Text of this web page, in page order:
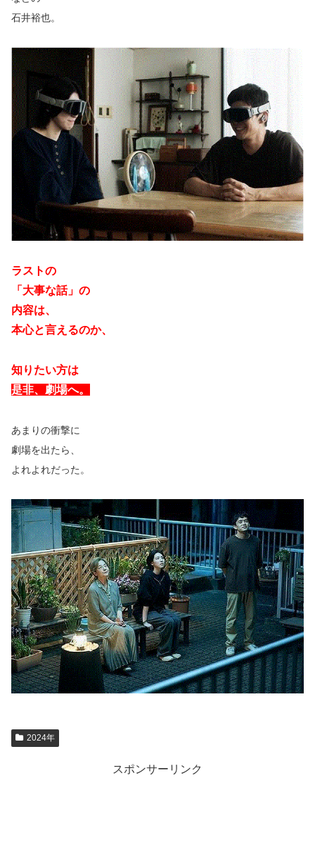
石井裕也。
ラストの
「大事な話」の
内容は、
本心と言えるのか、
知りたい方は
是非、劇場へ。
あまりの衝撃に
劇場を出たら、
よれよれだった。
2024年
スポンサーリンク